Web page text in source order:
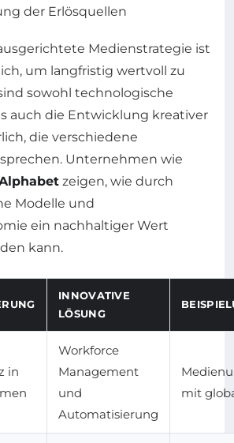
der Erlösquellen
Medienstrategie ist
um langfristig wertvoll zu
sowohl technologische
auch die Entwicklung kreativer
die verschiedene
Unternehmen wie
zeigen, wie durch
Modelle und
ein nachhaltiger Wert
kann.
INNOVATIVE
LÖSUNG
in
Workforce
Management
und
Automatisierung
mit